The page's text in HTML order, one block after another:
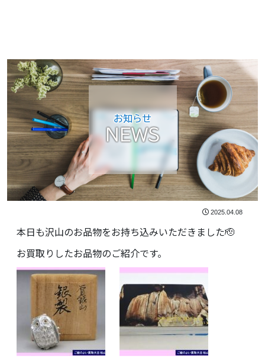
お知らせ
NEWS
2025.04.08
本日も沢山のお品物をお持ち込みいただきました🫡
お買取りしたお品物のご紹介です。